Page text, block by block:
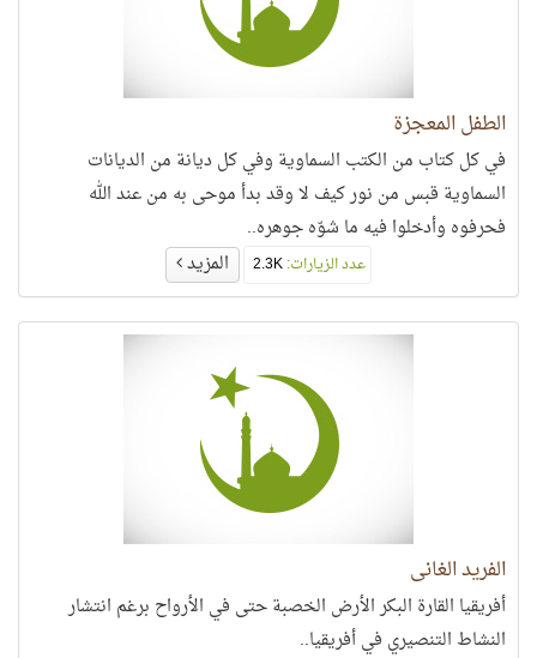
الطفل المعجزة
في كل كتاب من الكتب السماوية وفي كل ديانة من الديانات
السماوية قبس من نور كيف لا وقد بدأ موحى به من عند الله
فحرفوه وأدخلوا فيه ما شوّه جوهره..
عدد الزيارات: المزيد
الفريد الغاني
أفريقيا القارة البكر الأرض الخصبة حتى في الأرواح برغم انتشار
النشاط التنصيري في أفريقيا..